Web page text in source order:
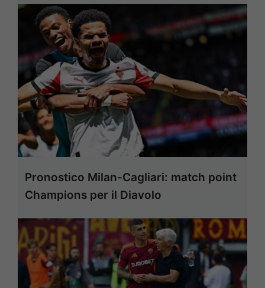
Pronostico Milan-Cagliari: match point
Champions per il Diavolo